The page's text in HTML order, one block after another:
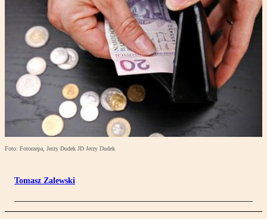
Foto: Fotorzepa, Jerzy Dudek JD Jerzy Dudek
Tomasz Zalewski